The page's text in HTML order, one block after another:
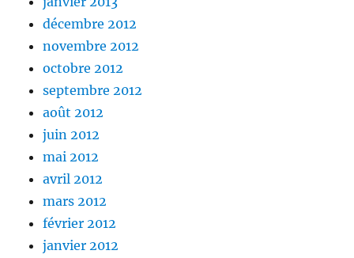
décembre 2012
novembre 2012
octobre 2012
septembre 2012
août 2012
juin 2012
mai 2012
avril 2012
mars 2012
février 2012
janvier 2012